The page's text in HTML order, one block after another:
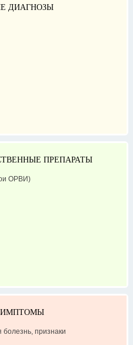
ДИАГНОЗЫ
ПРЕПАРАТЫ
ОРВИ)
признаки